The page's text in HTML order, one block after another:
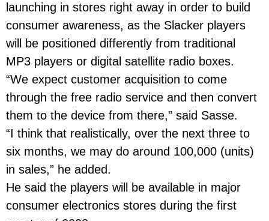
launching in stores right away in order to build
consumer awareness, as the Slacker players
will be positioned differently from traditional
MP3 players or digital satellite radio boxes.
“We expect customer acquisition to come
through the free radio service and then convert
them to the device from there,” said Sasse.
“I think that realistically, over the next three to
six months, we may do around 100,000 (units)
in sales,” he added.
He said the players will be available in major
consumer electronics stores during the first